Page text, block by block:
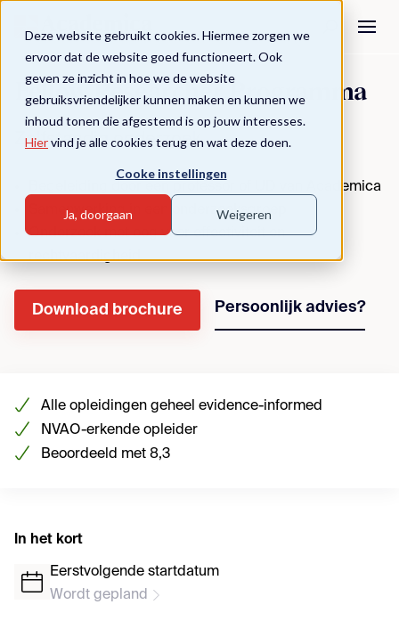
Deze website gebruikt cookies. Hiermee zorgen we
ervoor dat de website goed functioneert. Ook
geven ze inzicht in hoe we de website
gebruiksvriendelijker kunnen maken en kunnen we
inhoud tonen die afgestemd is op jouw interesses.
Hiervind je alle cookies terug en wat deze doen.
Cooke instellingen
Ja, doorgaan Weigeren
Fellow Researcher Programma
Zelfstandig onderzoek
Begeleiding door een professor of UD van Academica
Samenwerking in een onderzoeksgroep
Onderzoek met oog voor effectiviteit en
rechtvaardigheid
Download brochure Persoonlijk advies?
Alle opleidingen geheel evidence-informed
NVAO-erkende opleider
Beoordeeld met 8,3
In het kort
Eerstvolgende startdatum
Wordt gepland